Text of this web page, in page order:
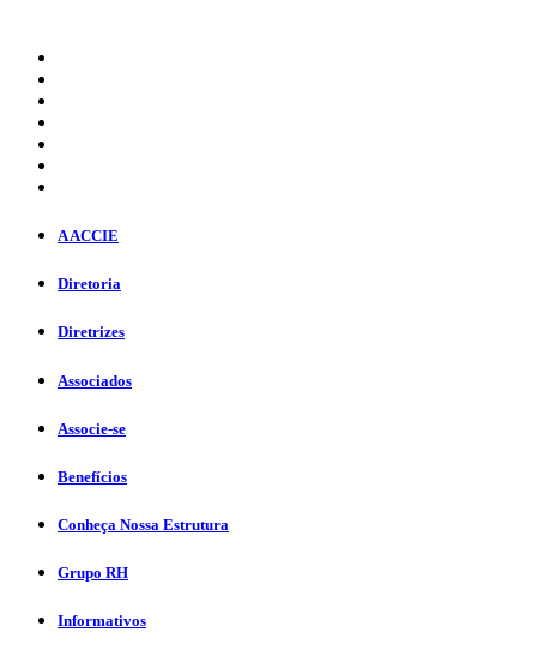
A ACCIE
Diretoria
Diretrizes
Associados
Associe-se
Benefícios
Conheça Nossa Estrutura
Grupo RH
Informativos